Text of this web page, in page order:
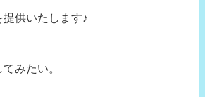
提供いたします♪
みたい。